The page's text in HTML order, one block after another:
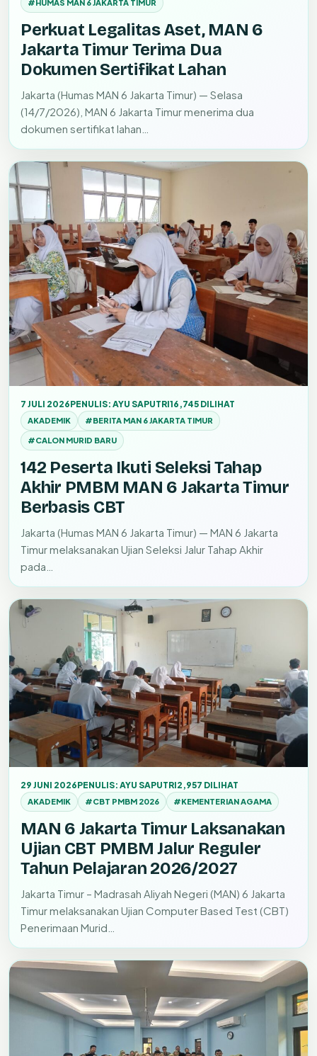
#HUMAS MAN 6 JAKARTA TIMUR
Perkuat Legalitas Aset, MAN 6
Jakarta Timur Terima Dua
Dokumen Sertifikat Lahan
Jakarta (Humas MAN 6 Jakarta Timur) — Selasa
(14/7/2026), MAN 6 Jakarta Timur menerima dua
dokumen sertifikat lahan…
7 JULI 2026PENULIS: AYU SAPUTRI16,745 DILIHAT
AKADEMIK #BERITA MAN 6 JAKARTA TIMUR
#CALON MURID BARU
142 Peserta Ikuti Seleksi Tahap
Akhir PMBM MAN 6 Jakarta Timur
Berbasis CBT
Jakarta (Humas MAN 6 Jakarta Timur) — MAN 6 Jakarta
Timur melaksanakan Ujian Seleksi Jalur Tahap Akhir
pada…
29 JUNI 2026PENULIS: AYU SAPUTRI2,957 DILIHAT
AKADEMIK #CBT PMBM 2026 #KEMENTERIAN AGAMA
MAN 6 Jakarta Timur Laksanakan
Ujian CBT PMBM Jalur Reguler
Tahun Pelajaran 2026/2027
Jakarta Timur – Madrasah Aliyah Negeri (MAN) 6 Jakarta
Timur melaksanakan Ujian Computer Based Test (CBT)
Penerimaan Murid…